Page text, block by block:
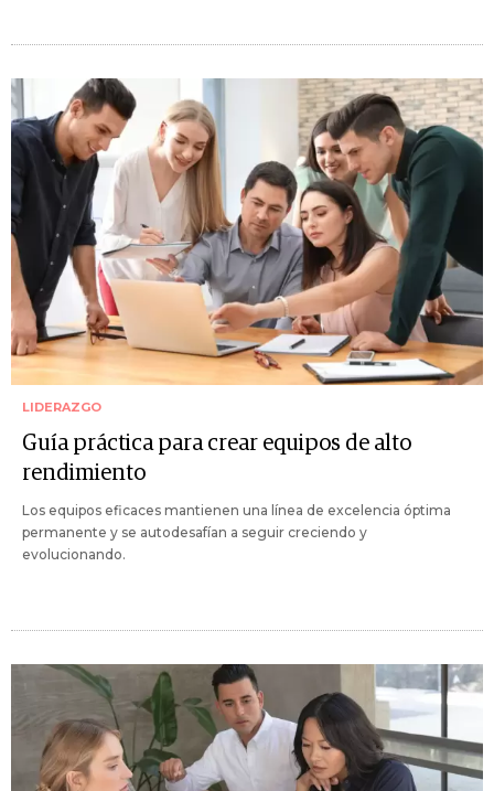
LIDERAZGO
Guía práctica para crear equipos de alto
rendimiento
Los equipos eficaces mantienen una línea de excelencia óptima
permanente y se autodesafían a seguir creciendo y
evolucionando.